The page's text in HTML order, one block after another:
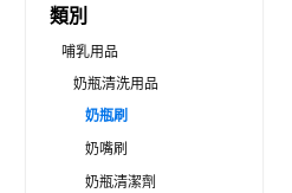
類別
哺乳用品
奶瓶清洗用品
奶瓶刷
奶嘴刷
奶瓶清潔劑